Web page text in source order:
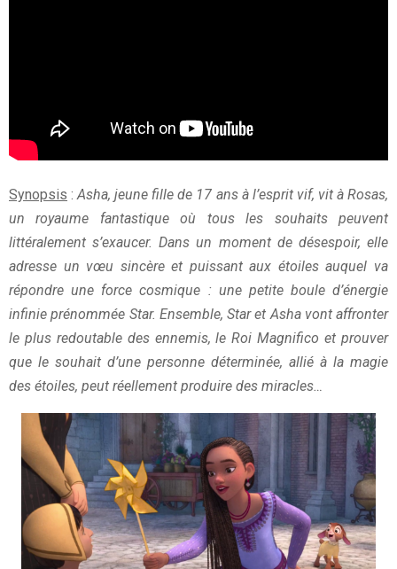
Synopsis :Asha, jeune fille de 17 ans à l’esprit vif, vit à Rosas,
un royaume fantastique où tous les souhaits peuvent
littéralement s’exaucer. Dans un moment de désespoir, elle
adresse un vœu sincère et puissant aux étoiles auquel va
répondre une force cosmique : une petite boule d’énergie
infinie prénommée Star. Ensemble, Star et Asha vont affronter
le plus redoutable des ennemis, le Roi Magnifico et prouver
que le souhait d’une personne déterminée, allié à la magie
des étoiles, peut réellement produire des miracles…